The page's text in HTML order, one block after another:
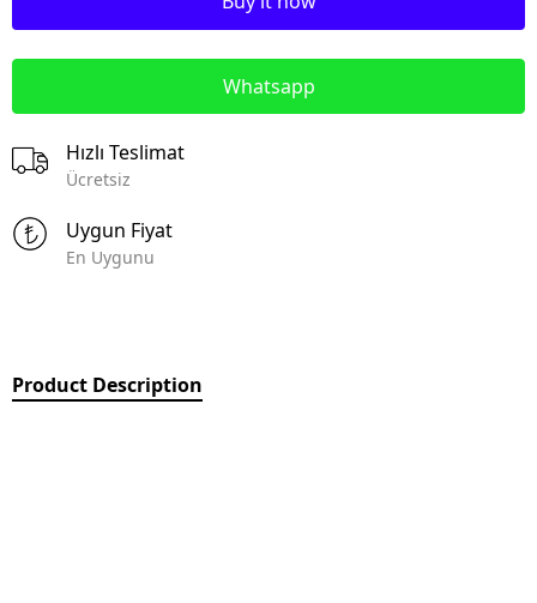
Whatsapp
Hızlı Teslimat
Ücretsiz
Uygun Fiyat
En Uygunu
Product Description